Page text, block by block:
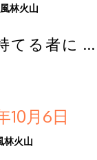
風林火山
てる者に …
10月6日
林火山